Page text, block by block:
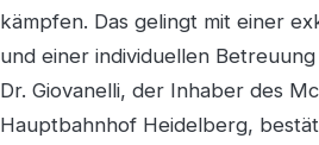
kämpfen. Das gelingt mit einer
und einer individuellen
Dr. Giovanelli, der Inhaber des
Hauptbahnhof Heidelberg,